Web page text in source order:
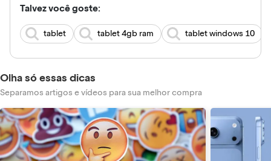
Talvez você goste:
tablet tablet 4gb ram tablet windows 10
Olha só essas dicas
Separamos artigos e vídeos para sua melhor compra